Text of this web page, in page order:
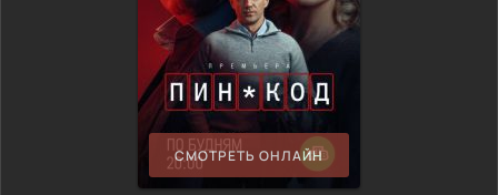
СМОТРЕТЬ ОНЛАЙН